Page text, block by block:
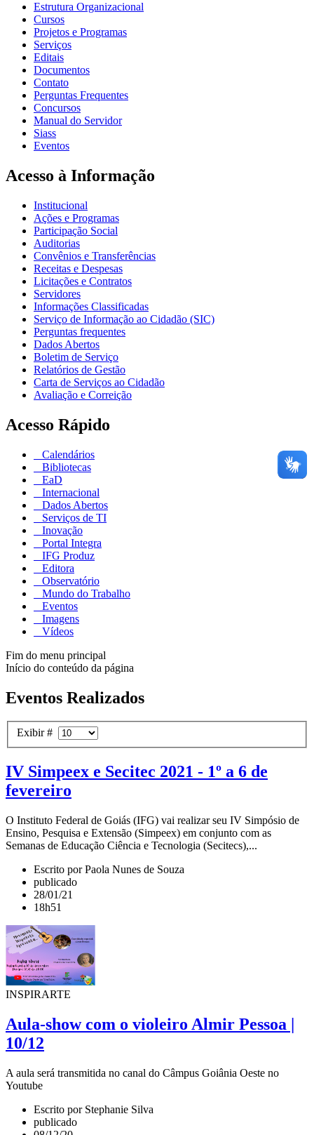
Estrutura Organizacional
Cursos
Projetos e Programas
Serviços
Editais
Documentos
Contato
Perguntas Frequentes
Concursos
Manual do Servidor
Siass
Eventos
Acesso à Informação
Institucional
Ações e Programas
Participação Social
Auditorias
Convênios e Transferências
Receitas e Despesas
Licitações e Contratos
Servidores
Informações Classificadas
Serviço de Informação ao Cidadão (SIC)
Perguntas frequentes
Dados Abertos
Boletim de Serviço
Relatórios de Gestão
Carta de Serviços ao Cidadão
Avaliação e Correição
Acesso Rápido
Calendários
Bibliotecas
EaD
Internacional
Dados Abertos
Serviços de TI
Inovação
Portal Integra
IFG Produz
Editora
Observatório
Mundo do Trabalho
Eventos
Imagens
Vídeos
Fim do menu principal
Início do conteúdo da página
Eventos Realizados
Exibir #
IV Simpeex e Secitec 2021 - 1º a 6 de
fevereiro
O Instituto Federal de Goiás (IFG) vai realizar seu IV Simpósio de
Ensino, Pesquisa e Extensão (Simpeex) em conjunto com as
Semanas de Educação Ciência e Tecnologia (Secitecs),...
Escrito por Paola Nunes de Souza
publicado
28/01/21
18h51
INSPIRARTE
Aula-show com o violeiro Almir Pessoa |
10/12
A aula será transmitida no canal do Câmpus Goiânia Oeste no
Youtube
Escrito por Stephanie Silva
publicado